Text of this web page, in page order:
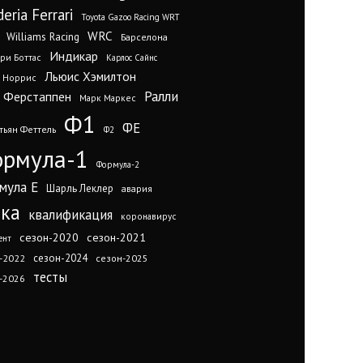
Ferrari Toyota Gazoo Racing WRT
Williams Racing WRC
Барселона
Боттас
Индикар Карлос Сайнс
Норрис
Льюис Хэмилтон
Марк Маркес Ралли
Феттель Ф1 Ф2 ФЕ
1 Формула-2
Е Шарль Леклер авария
квалификация коронавирус
сезон-2020 сезон-2021
2022 сезон-2024
сезон-2025
2026
тесты